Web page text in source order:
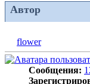
Автор
flower
Сообщения: